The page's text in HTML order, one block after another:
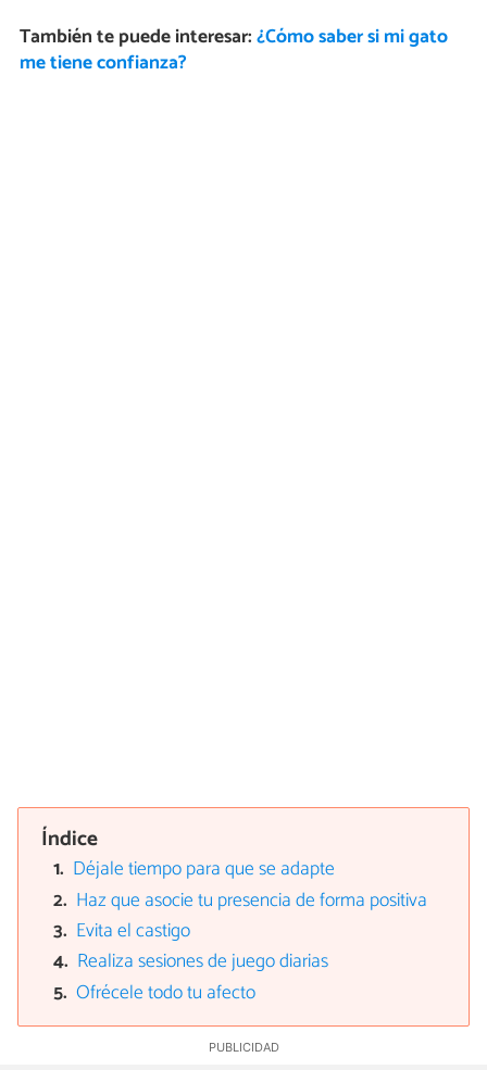
También te puede interesar:¿Cómo saber si mi gato
me tiene confianza?
Índice
Déjale tiempo para que se adapte
Haz que asocie tu presencia de forma positiva
Evita el castigo
Realiza sesiones de juego diarias
Ofrécele todo tu afecto